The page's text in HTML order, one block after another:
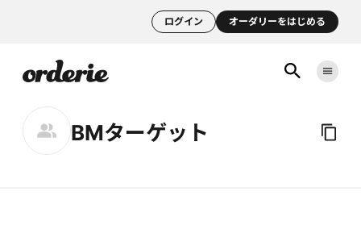
ログイン オーダリーをはじめる
BMターゲット